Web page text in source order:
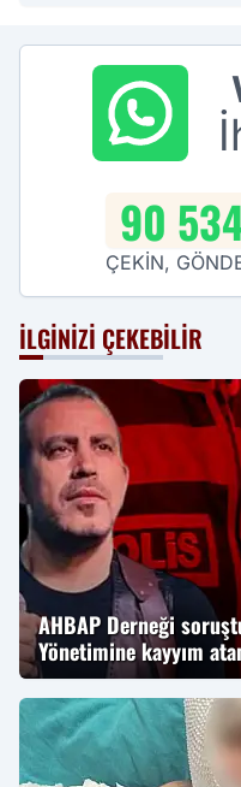
90
ÇEKİN,
İLGINIZI ÇEKEBILIR
AHBAP Derneği
Yönetimine kayyım